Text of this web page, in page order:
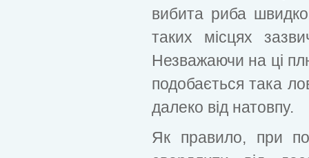
вибита риба
таких місцях
Незважаючи на ці
подобається така
далеко від натовпу.
Як правило, при